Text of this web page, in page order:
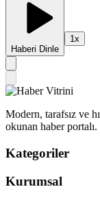
Haberi Dinle
1x
Modern, tarafsız ve
okunan haber portalı.
Kategoriler
Kurumsal